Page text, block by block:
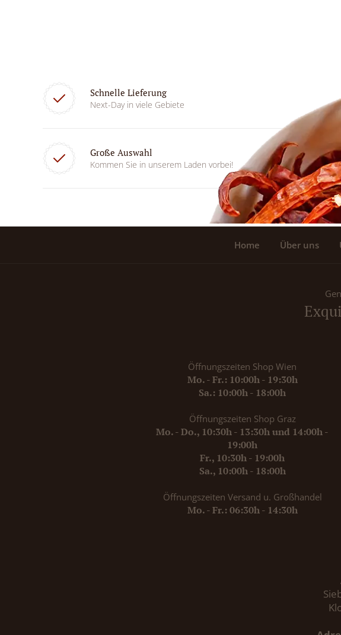
Schnelle Lieferung
Next-Day in viele Gebiete
Große Auswahl
Kommen Sie in unserem Laden vorbei!
Home Über uns
Öffnungszeiten Shop Wien
Mo. - Fr.: 10:00h - 19:30h
Sa.: 10:00h - 18:00h
Öffnungszeiten Shop Graz
Mo. - Do., 10:30h - 13:30h und 14:00h -
19:00h
Fr., 10:30h - 19:00h
Sa., 10:00h - 18:00h
Öffnungszeiten Versand u. Großhandel
Mo. - Fr.: 06:30h - 14:30h